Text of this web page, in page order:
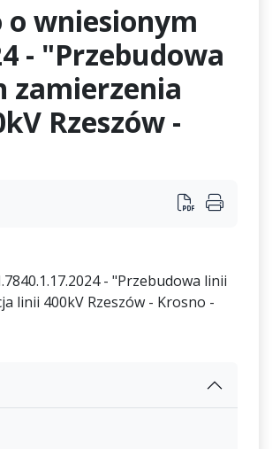
o wniesionym
- "Przebudowa
zamierzenia
Rzeszów -
- "Przebudowa linii
linii 400kV Rzeszów - Krosno -